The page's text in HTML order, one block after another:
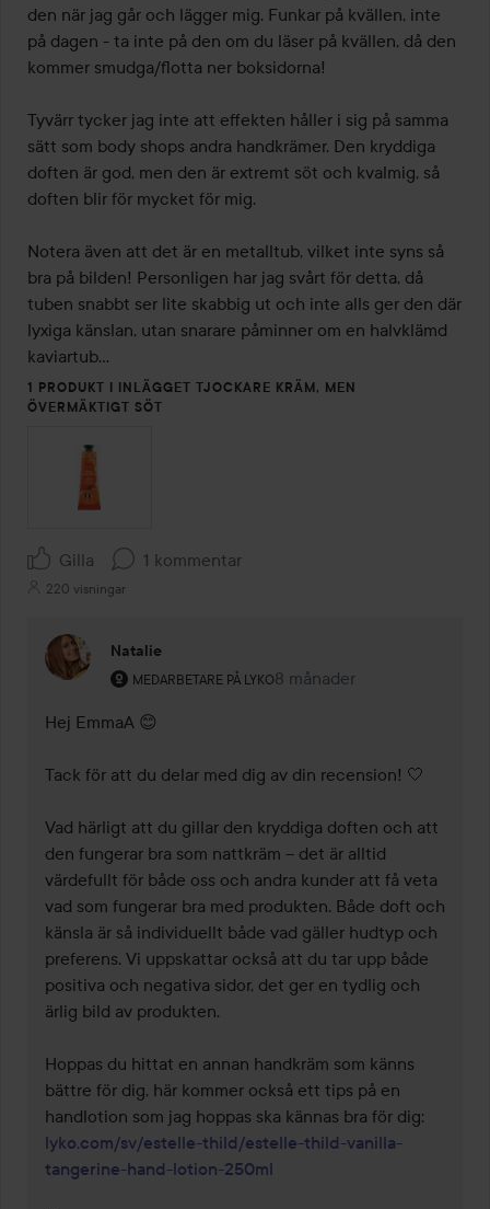
den när jag går och lägger mig. Funkar på kvällen, inte
på dagen - ta inte på den om du läser på kvällen, då den
kommer smudga/flotta ner boksidorna!
Tyvärr tycker jag inte att effekten håller i sig på samma
sätt som body shops andra handkrämer. Den kryddiga
doften är god, men den är extremt söt och kvalmig, så
doften blir för mycket för mig.
Notera även att det är en metalltub, vilket inte syns så
bra på bilden! Personligen har jag svårt för detta, då
tuben snabbt ser lite skabbig ut och inte alls ger den där
lyxiga känslan, utan snarare påminner om en halvklämd
kaviartub…
1 PRODUKT I INLÄGGET TJOCKARE KRÄM, MEN
ÖVERMÄKTIGT SÖT
Gilla 1 kommentar
220 visningar
Natalie
MEDARBETARE PÅ LYKO
Användarens roll: Medarbetare på Lyko.
8 månader
Kommentaren lades 8
Hej EmmaA 😊
Tack för att du delar med dig av din recension! 🤍
Vad härligt att du gillar den kryddiga doften och att
den fungerar bra som nattkräm – det är alltid
värdefullt för både oss och andra kunder att få veta
vad som fungerar bra med produkten. Både doft och
känsla är så individuellt både vad gäller hudtyp och
preferens. Vi uppskattar också att du tar upp både
positiva och negativa sidor, det ger en tydlig och
ärlig bild av produkten.
Hoppas du hittat en annan handkräm som känns
bättre för dig, här kommer också ett tips på en
lyko.com/sv/estelle-thild/estelle-thild-vanilla-
tangerine-hand-lotion-250ml